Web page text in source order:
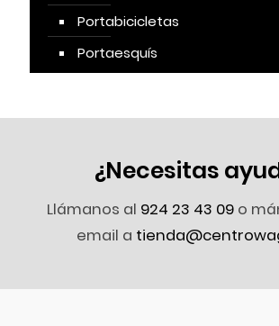
Portabicicletas
Portaesquís
¿Necesitas
Llámanos al 924 23 43 09o
email a